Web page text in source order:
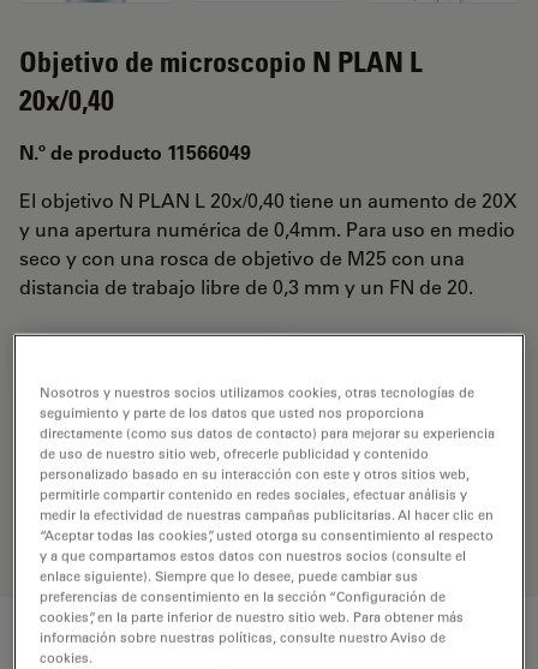
Objetivo de microscopio N PLAN L
20x/0,40
N.º de producto 11566049
El objetivo N PLAN L 20x/0,40 tiene un aumento de 20X
y una apertura numérica de 0,4mm. Para uso en medio
seco y con una rosca de objetivo de M25 con una
distancia de trabajo libre de 0,3 mm y un FN de 20.
Encuentre la solución ideal. Explore
nuestroBuscador de Objetivos,
compare alternativas y encuentre la
opción que mejor se adapte a sus
necesidades.
Características
Nosotros y nuestros socios utilizamos cookies, otras tecnologías de
seguimiento y parte de los datos que usted nos proporciona
directamente (como sus datos de contacto) para mejorar su experiencia
de uso de nuestro sitio web, ofrecerle publicidad y contenido
personalizado basado en su interacción con este y otros sitios web,
permitirle compartir contenido en redes sociales, efectuar análisis y
medir la efectividad de nuestras campañas publicitarias. Al hacer clic en
“Aceptar todas las cookies”, usted otorga su consentimiento al respecto
y a que compartamos estos datos con nuestros socios (consulte el
enlace siguiente). Siempre que lo desee, puede cambiar sus
preferencias de consentimiento en la sección “Configuración de
cookies”, en la parte inferior de nuestro sitio web. Para obtener más
información sobre nuestras políticas, consulte nuestro Aviso de
cookies.